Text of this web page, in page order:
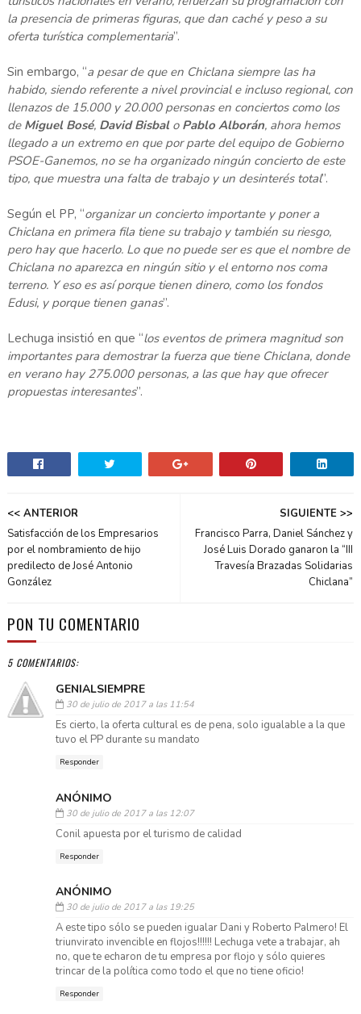
la presencia de primeras figuras, que dan caché y peso a su
oferta turística complementaria”.
Sin embargo, “a pesar de que en Chiclana siempre las ha
habido, siendo referente a nivel provincial e incluso regional, con
llenazos de 15.000 y 20.000 personas en conciertos como los
de Miguel Bosé, David Bisbalo Pablo Alborán, ahora hemos
llegado a un extremo en que por parte del equipo de Gobierno
PSOE-Ganemos, no se ha organizado ningún concierto de este
tipo, que muestra una falta de trabajo y un desinterés total”.
Según el PP, “organizar un concierto importante y poner a
Chiclana en primera fila tiene su trabajo y también su riesgo,
pero hay que hacerlo. Lo que no puede ser es que el nombre de
Chiclana no aparezca en ningún sitio y el entorno nos coma
terreno. Y eso es así porque tienen dinero, como los fondos
Edusi, y porque tienen ganas”.
Lechuga insistió en que “los eventos de primera magnitud son
importantes para demostrar la fuerza que tiene Chiclana, donde
en verano hay 275.000 personas, a las que hay que ofrecer
propuestas interesantes”.
SIGUIENTE >>
Francisco Parra, Daniel Sánchez y
José Luis Dorado ganaron la “III
Travesía Brazadas Solidarias
Chiclana”
<< ANTERIOR
Satisfacción de los Empresarios
por el nombramiento de hijo
predilecto de José Antonio
González
PON TU COMENTARIO
5 COMENTARIOS:
GENIALSIEMPRE
30 de julio de 2017 a las 11:54
Es cierto, la oferta cultural es de pena, solo igualable a la que
tuvo el PP durante su mandato
Responder
ANÓNIMO
30 de julio de 2017 a las 12:07
Conil apuesta por el turismo de calidad
Responder
ANÓNIMO
30 de julio de 2017 a las 19:25
A este tipo sólo se pueden igualar Dani y Roberto Palmero! El
triunvirato invencible en flojos!!!!!! Lechuga vete a trabajar, ah
no, que te echaron de tu empresa por flojo y sólo quieres
trincar de la política como todo el que no tiene oficio!
Responder